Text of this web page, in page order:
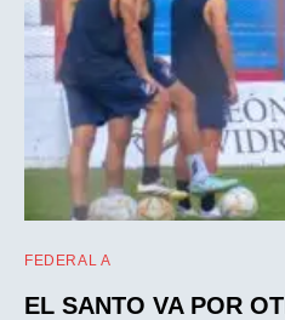
FEDERAL A
EL SANTO VA POR